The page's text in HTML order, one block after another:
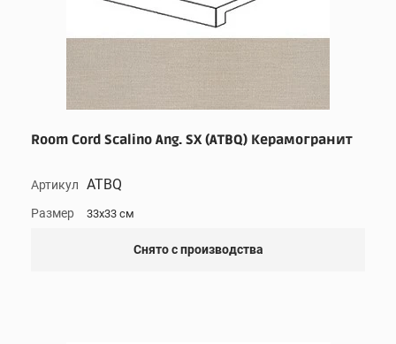
Room Cord Scalino Ang. SX (ATBQ) Керамогранит
Артикул ATBQ
Размер 33x33 см
Снято с производства